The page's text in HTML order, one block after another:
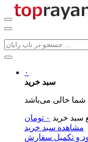
۰
سبد خرید
سبد خرید ۰ تومان
مشاهده سبد خرید
و تکمیل سفارش